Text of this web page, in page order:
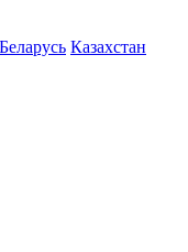
Беларусь Казахстан